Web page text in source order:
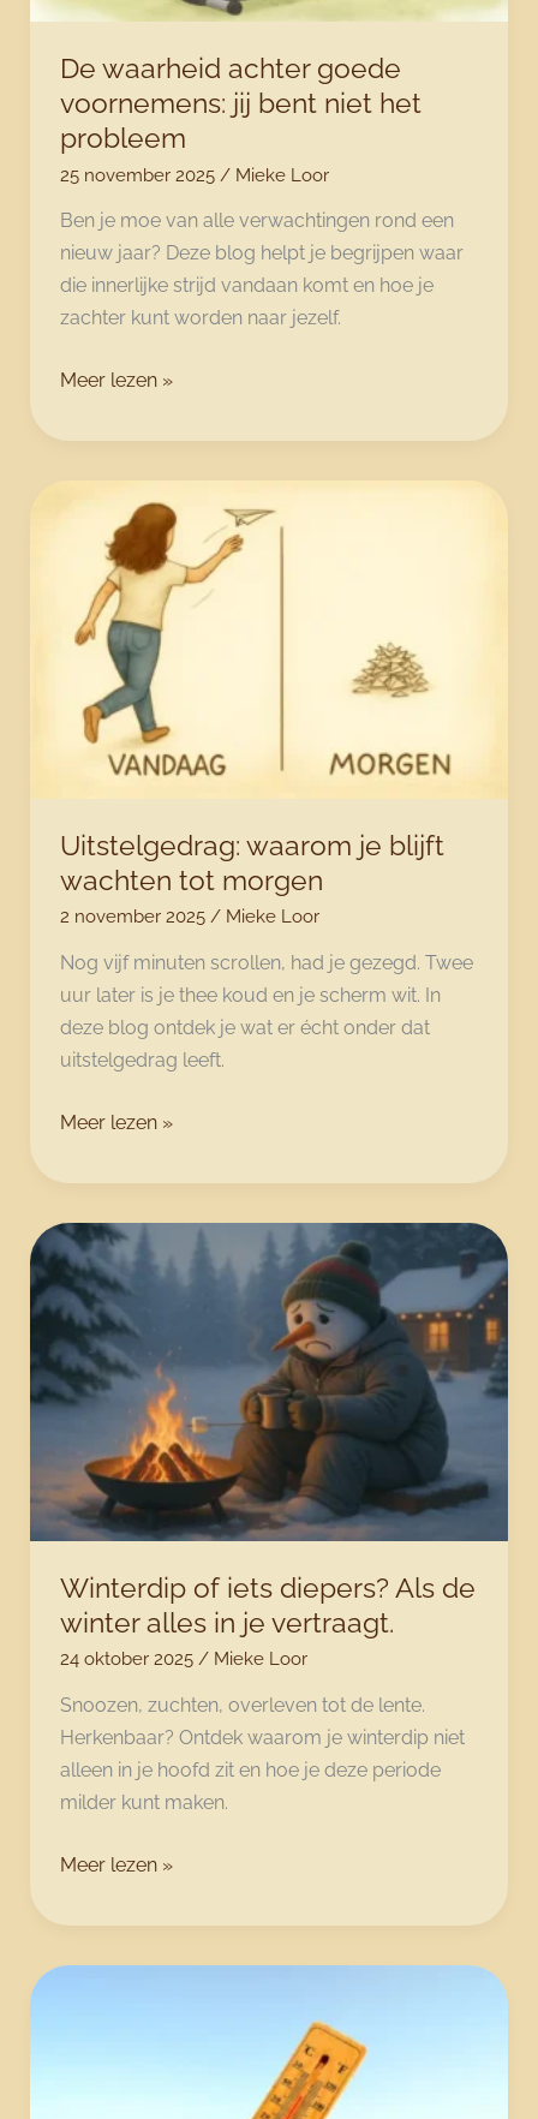
De waarheid achter goede
voornemens: jij bent niet het
probleem
25 november 2025 / Mieke Loor
Ben je moe van alle verwachtingen rond een
nieuw jaar? Deze blog helpt je begrijpen waar
die innerlijke strijd vandaan komt en hoe je
zachter kunt worden naar jezelf.
De
achter
voornemens:
niet
het
probleem
Meer lezen »
Uitstelgedrag: waarom je blijft
wachten tot morgen
2 november 2025 / Mieke Loor
Nog vijf minuten scrollen, had je gezegd. Twee
uur later is je thee koud en je scherm wit. In
deze blog ontdek je wat er écht onder dat
uitstelgedrag leeft.
Uitstelgedrag:
je
blijft
wachten
tot
morgen
Meer lezen »
Winterdip of iets diepers? Als de
winter alles in je vertraagt.
24 oktober 2025 / Mieke Loor
Snoozen, zuchten, overleven tot de lente.
Herkenbaar? Ontdek waarom je winterdip niet
alleen in je hoofd zit en hoe je deze periode
milder kunt maken.
Winterdip
iets
diepers?
Meer lezen »